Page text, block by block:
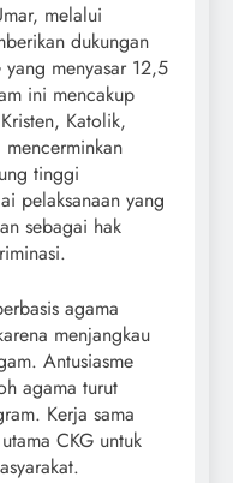
melalui
dukungan
menyasar 12,5
ini mencakup
Katolik,
tinggi
pelaksanaan yang
sebagai hak
agama
menjangkau
Antusiasme
agama turut
Kerja sama
CKG untuk